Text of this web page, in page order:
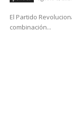
El Partido
combinación...